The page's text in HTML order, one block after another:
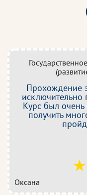
Прохождение
исключительно
Курс был
получить
Оксана